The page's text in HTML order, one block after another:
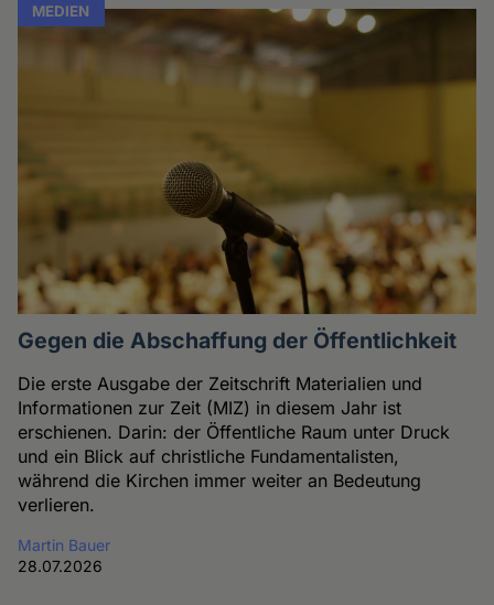
MEDIEN
Gegen die Abschaffung der Öffentlichkeit
Die erste Ausgabe der Zeitschrift Materialien und
Informationen zur Zeit (MIZ) in diesem Jahr ist
erschienen. Darin: der Öffentliche Raum unter Druck
und ein Blick auf christliche Fundamentalisten,
während die Kirchen immer weiter an Bedeutung
verlieren.
Martin Bauer
28.07.2026